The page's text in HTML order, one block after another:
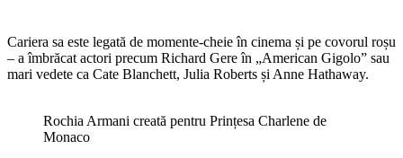
Cariera sa este legată de momente-cheie în cinema și pe covorul roșu
– a îmbrăcat actori precum Richard Gere în „American Gigolo” sau
mari vedete ca Cate Blanchett, Julia Roberts și Anne Hathaway.
Rochia Armani creată pentru Prințesa Charlene de
Monaco